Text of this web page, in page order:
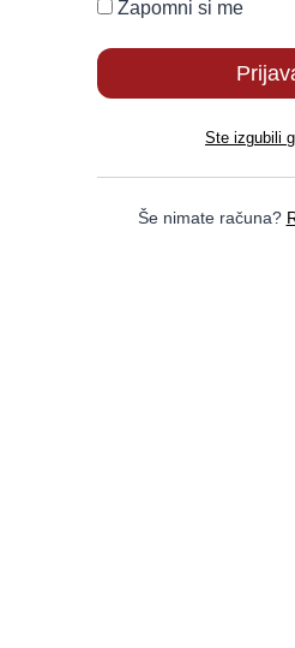
Zapomni si me
Ste izgubili
Še nimate računa?